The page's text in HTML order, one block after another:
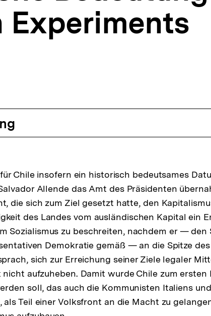
Chile insofern ein historisch bedeutsames
Allende das Amt des Präsidenten
die sich zum Ziel gesetzt hatte, den
des Landes vom ausländischen Kapital ein
Sozialismus zu beschreiten, nachdem er — den
Demokratie gemäß — an die Spitze
sich zur Erreichung seiner Ziele legaler
aufzuheben. Damit wurde Chile zum ersten
soll, das auch die Kommunisten Italiens
Teil einer Volksfront an die Macht zu